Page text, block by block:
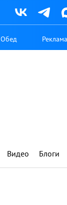
Обед Реклама
Видео Блоги